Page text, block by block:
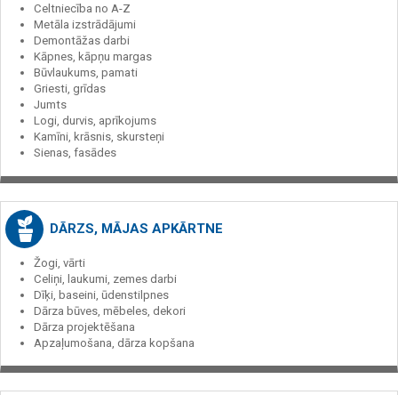
Celtniecība no A-Z
Metāla izstrādājumi
Demontāžas darbi
Kāpnes, kāpņu margas
Būvlaukums, pamati
Griesti, grīdas
Jumts
Logi, durvis, aprīkojums
Kamīni, krāsnis, skursteņi
Sienas, fasādes
DĀRZS, MĀJAS APKĀRTNE
Žogi, vārti
Celiņi, laukumi, zemes darbi
Dīķi, baseini, ūdenstilpnes
Dārza būves, mēbeles, dekori
Dārza projektēšana
Apzaļumošana, dārza kopšana